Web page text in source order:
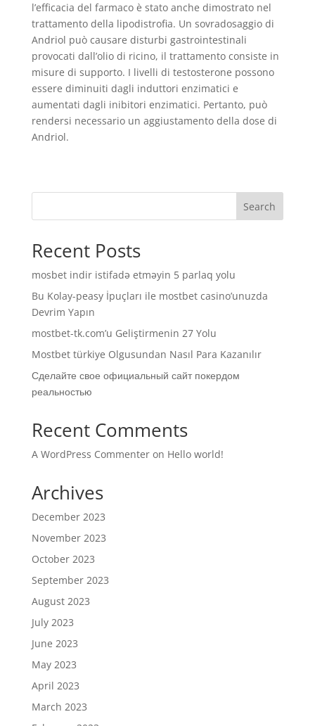
l’efficacia del farmaco è stato anche dimostrato nel
trattamento della lipodistrofia. Un sovradosaggio di
Andriol può causare disturbi gastrointestinali
provocati dall’olio di ricino, il trattamento consiste in
misure di supporto. I livelli di testosterone possono
essere diminuiti dagli induttori enzimatici e
aumentati dagli inibitori enzimatici. Pertanto, può
rendersi necessario un aggiustamento della dose di
Andriol.
Search
Recent Posts
mosbet indir istifadə etməyin 5 parlaq yolu
Bu Kolay-peasy İpuçları ile mostbet casino’unuzda
Devrim Yapın
mostbet-tk.com’u Geliştirmenin 27 Yolu
Mostbet türkiye Olgusundan Nasıl Para Kazanılır
Сделайте свое официальный сайт покердом
реальностью
Recent Comments
A WordPress Commenteron Hello world!
Archives
December 2023
November 2023
October 2023
September 2023
August 2023
July 2023
June 2023
May 2023
April 2023
March 2023